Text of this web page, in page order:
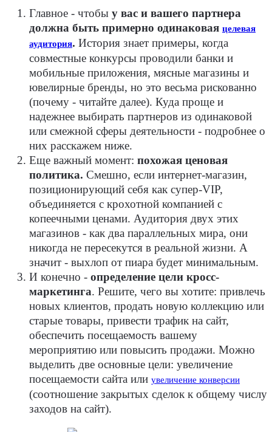
Главное - чтобы у вас и вашего партнера
должна быть примерно одинаковая целевая
аудитория. История знает примеры, когда
совместные конкурсы проводили банки и
мобильные приложения, мясные магазины и
ювелирные бренды, но это весьма рискованно
(почему - читайте далее). Куда проще и
надежнее выбирать партнеров из одинаковой
или смежной сферы деятельности - подробнее о
них расскажем ниже.
Еще важный момент: похожая ценовая
политика. Смешно, если интернет-магазин,
позиционирующий себя как супер-VIP,
объединяется с крохотной компанией с
копеечными ценами. Аудитория двух этих
магазинов - как два параллельных мира, они
никогда не пересекутся в реальной жизни. А
значит - выхлоп от пиара будет минимальным.
И конечно - определение цели кросс-
маркетинга. Решите, чего вы хотите: привлечь
новых клиентов, продать новую коллекцию или
старые товары, привести трафик на сайт,
обеспечить посещаемость вашему
мероприятию или повысить продажи. Можно
выделить две основные цели: увеличение
посещаемости сайта или увеличение конверсии
(соотношение закрытых сделок к общему числу
заходов на сайт).